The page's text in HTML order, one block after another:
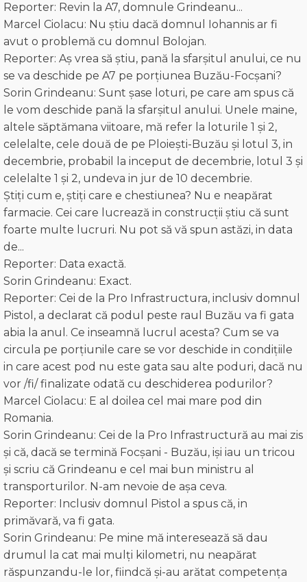
Reporter: Revin la A7, domnule Grindeanu...
Marcel Ciolacu: Nu ştiu dacă domnul Iohannis ar fi
avut o problemă cu domnul Bolojan.
Reporter: Aș vrea să știu, pană la sfarșitul anului, ce nu
se va deschide pe A7 pe porțiunea Buzău-Focșani?
Sorin Grindeanu: Sunt şase loturi, pe care am spus că
le vom deschide pană la sfarșitul anului. Unele maine,
altele săptămana viitoare, mă refer la loturile 1 și 2,
celelalte, cele două de pe Ploiești-Buzău și lotul 3, in
decembrie, probabil la inceput de decembrie, lotul 3 și
celelalte 1 și 2, undeva in jur de 10 decembrie.
Ştiți cum e, știți care e chestiunea? Nu e neapărat
farmacie. Cei care lucrează in construcții știu că sunt
foarte multe lucruri. Nu pot să vă spun astăzi, in data
de...
Reporter: Data exactă.
Sorin Grindeanu: Exact.
Reporter: Cei de la Pro Infrastructura, inclusiv domnul
Pistol, a declarat că podul peste raul Buzău va fi gata
abia la anul. Ce inseamnă lucrul acesta? Cum se va
circula pe porțiunile care se vor deschide in condițiile
in care acest pod nu este gata sau alte poduri, dacă nu
vor /fi/ finalizate odată cu deschiderea podurilor?
Marcel Ciolacu: E al doilea cel mai mare pod din
Romania.
Sorin Grindeanu: Cei de la Pro Infrastructură au mai zis
și că, dacă se termină Focșani - Buzău, iși iau un tricou
și scriu că Grindeanu e cel mai bun ministru al
transporturilor. N-am nevoie de așa ceva.
Reporter: Inclusiv domnul Pistol a spus că, in
primăvară, va fi gata.
Sorin Grindeanu: Pe mine mă interesează să dau
drumul la cat mai mulți kilometri, nu neapărat
răspunzandu-le lor, fiindcă și-au arătat competența